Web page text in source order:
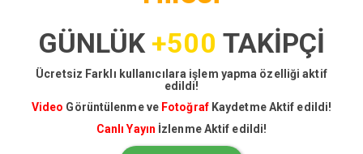
GÜNLÜK +500 TAKİPÇİ
Ücretsiz Farklı kullanıcılara işlem yapma özelliği aktif
edildi!
Video Görüntülenme ve Fotoğraf Kaydetme Aktif edildi!
Canlı Yayın İzlenme Aktif edildi!